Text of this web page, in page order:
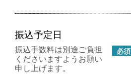
振込予定日
必須
振込手数料は別途ご負担
くださいますようお願い
申し上げます。